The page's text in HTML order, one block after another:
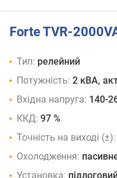
Forte TVR-
Тип: релейний
Потужність: 2 кВА,
Вхідна напруга: 140-
ККД: 97 %
Точність на виході (±):
Охолодження:
Установка: